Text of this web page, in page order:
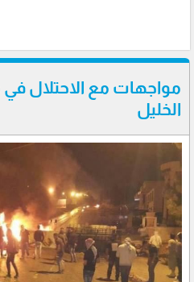
مواجهات مع الاحتلال
الخليل